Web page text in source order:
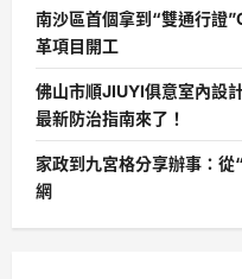
南沙區首個拿到“雙通行證
革項目開工
佛山市順JIUYI俱意室內設
最新防治指南來了！
家政到九宮格分享辦事：從
網